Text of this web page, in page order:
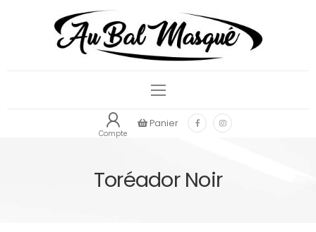
Compte
Panier
Toréador Noir